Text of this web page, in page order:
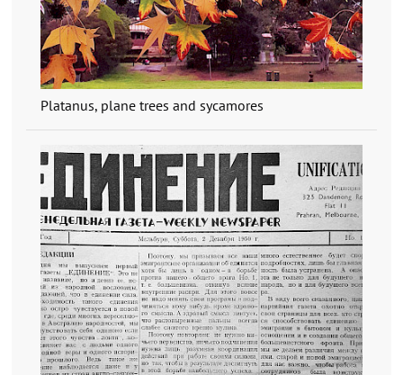
Platanus, plane trees and sycamores